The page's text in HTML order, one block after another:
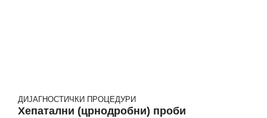
ДИЈАГНОСТИЧКИ ПРОЦЕДУРИ
Хепатални (црнодробни) проби